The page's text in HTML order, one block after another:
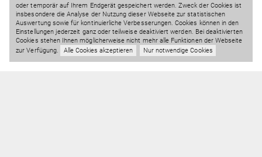
oder temporär auf Ihrem Endgerät gespeichert werden. Zweck der Cookies ist
insbesondere die Analyse der Nutzung dieser Webseite zur statistischen
Auswertung sowie für kontinuierliche Verbesserungen. Cookies können in den
Einstellungen jederzeit ganz oder teilweise deaktiviert werden. Bei deaktivierten
Cookies stehen Ihnen möglicherweise nicht mehr alle Funktionen der Webseite
zur Verfügung.
Alle Cookies akzeptieren Nur notwendige Cookies